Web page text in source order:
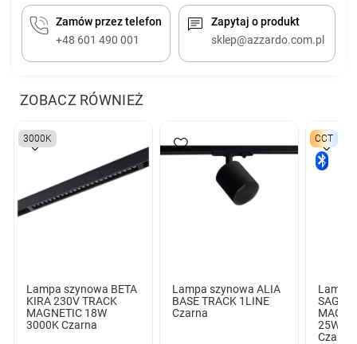
Zamów przez telefon
+48 601 490 001
Zapytaj o produkt
sklep@azzardo.com.pl
ZOBACZ RÓWNIEŻ
3000K
Lampa szynowa BETA
KIRA 230V TRACK
MAGNETIC 18W
3000K Czarna
Lampa szynowa ALIA
BASE TRACK 1LINE
Czarna
CCT
Lampa
SAGA
25W
Czarna